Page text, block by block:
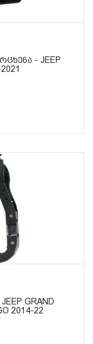
- JEEP
GRAND
2014-22